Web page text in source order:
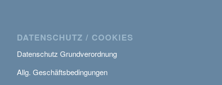
DATENSCHUTZ / COOKIES
Datenschutz Grundverordnung
Allg. Geschäftsbedingungen